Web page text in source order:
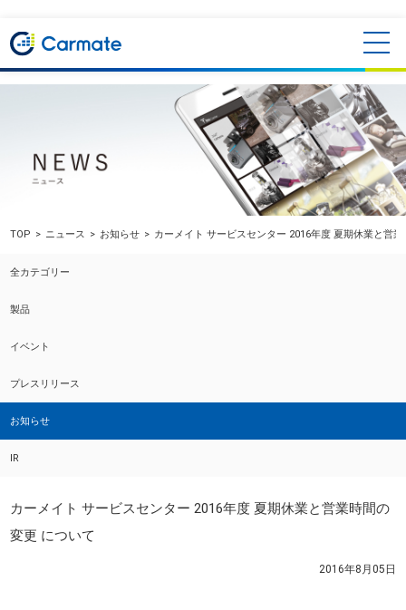
TOP ニュース お知らせ カーメイト サービスセンター 2016年度 夏期休業と営
全カテゴリー
製品
イベント
プレスリリース
お知らせ
IR
カーメイト サービスセンター 2016年度 夏期休業と営業時間の
変更 について
2016年8月05日